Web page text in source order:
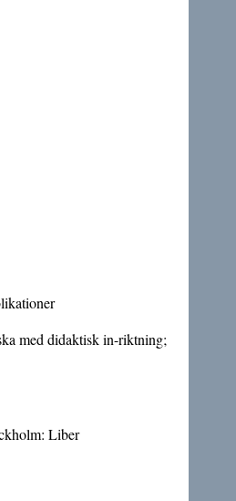
med didaktisk in-riktning;
Liber